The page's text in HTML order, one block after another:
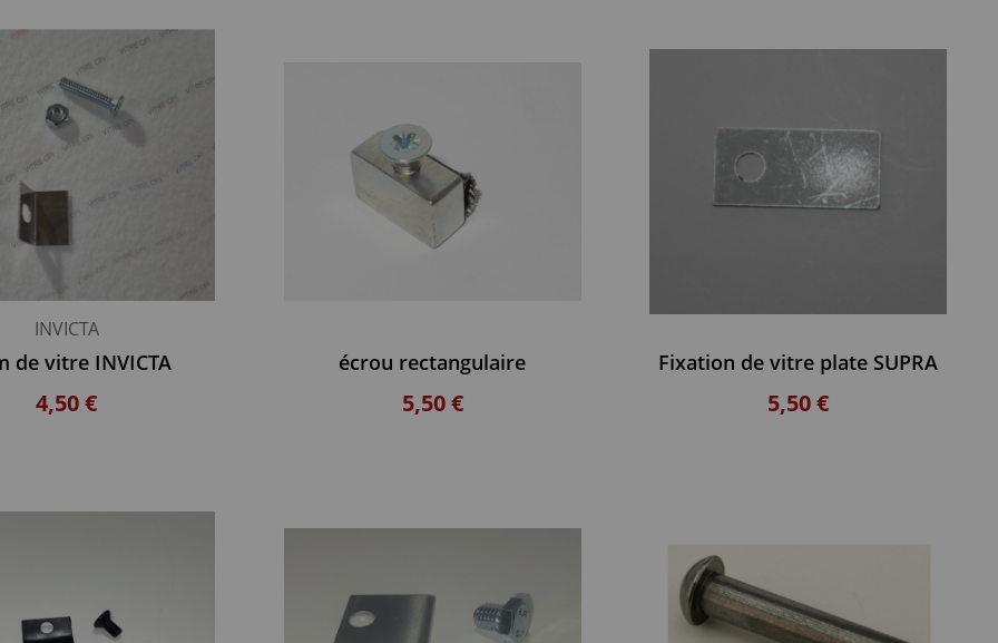
INVICTA
de vitre INVICTA
4,50 €
écrou rectangulaire
5,50 €
Fixation de vitre plate SUPRA
5,50 €